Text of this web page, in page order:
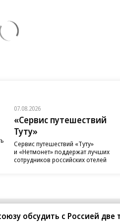
07.08.2026
«Сервис путешествий
Туту»
Сервис путешествий «Туту»
и «Нетмонет» поддержат лучших
сотрудников российских отелей
обсудить с Россией две
Обратная связь